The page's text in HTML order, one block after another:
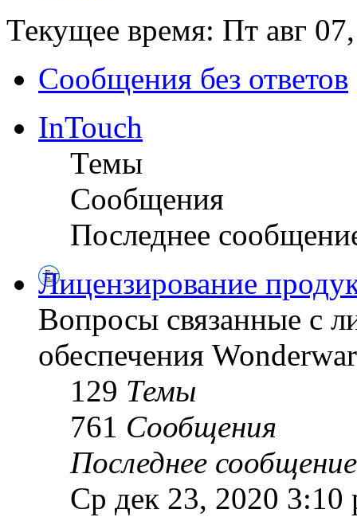
Текущее время: Пт авг
Сообщения без ответов
InTouch
Темы
Сообщения
Последнее
Лицензирование
Вопросы связанные с
обеспечения
129 Темы
761 Сообщения
Последнее сообщение
Ср дек 23, 2020 3:10